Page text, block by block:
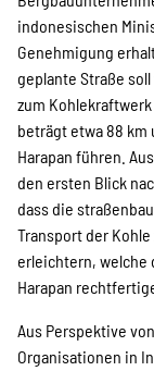
indonesischen
Genehmigung
geplante Straße
zum
beträgt etwa 88 km
Harapan führen.
den ersten Blick
dass die
Transport der
erleichtern, welche
Harapan
Aus Perspektive
Organisationen in